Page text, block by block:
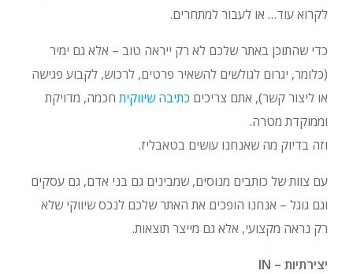
לקרוא עוד… או לעבור למתחרים.
כדי שהתוכן באתר שלכם לא רק ייראה טוב – אלא גם ימיר
(כלומר, יגרום לגולשים להשאיר פרטים, לרכוש, לקבוע פגישה
או ליצור קשר), אתם צריכים כתיבה שיווקית חכמה, מדויקת
וממוקדת מטרה.
וזה בדיוק מה שאנחנו עושים בטאבליז.
עם צוות של כותבים מנוסים, שמבינים גם בני אדם, גם עסקים
וגם גוגל – אנחנו הופכים את האתר שלכם לנכס שיווקי שלא
רק נראה מקצועי, אלא גם מייצר תוצאות.
יצירתיות – IN